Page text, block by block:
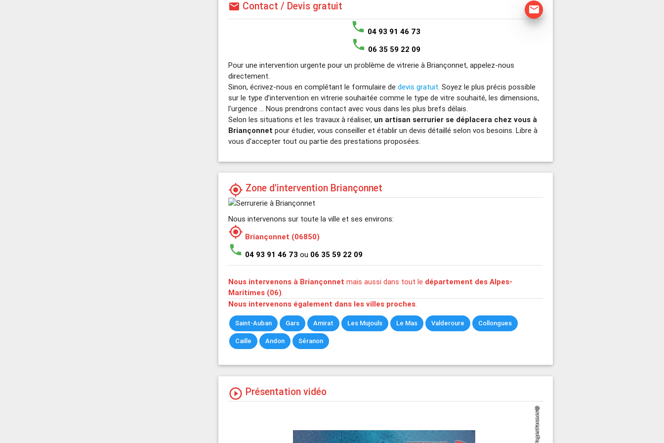
mail Contact / Devis gratuit mail
phone 04 93 91 46 73
phone 06 35 59 22 09
Pour une intervention urgente pour un problème de vitrerie à Briançonnet, appelez-nous
directement.
Sinon, écrivez-nous en complétant le formulaire dedevis gratuit . Soyez le plus précis possible
sur le type d’intervention en vitrerie souhaitée comme le type de vitre souhaité, les dimensions,
l'urgence ... Nous prendrons contact avec vous dans les plus brefs délais.
Selon les situations et les travaux à réaliser, un artisan serrurier se déplacera chez vous à
Briançonnet pour étudier, vous conseiller et établir un devis détaillé selon vos besoins. Libre à
vous d'accepter tout ou partie des prestations proposées.
my_location Zone d'intervention Briançonnet
Nous intervenons sur toute la ville et ses environs:
my_location Briançonnet (06850)
phone 04 93 91 46 73 ou 06 35 59 22 09
Nous intervenons à Briançonnet mais aussi dans tout le département des Alpes-
Maritimes (06).
Nous intervenons également dans les villes proches.
Saint-Auban Gars Amirat Les Mujouls Le Mas Valderoure Collongues
Caille Andon Séranon
play_circle_outline Présentation vidéo